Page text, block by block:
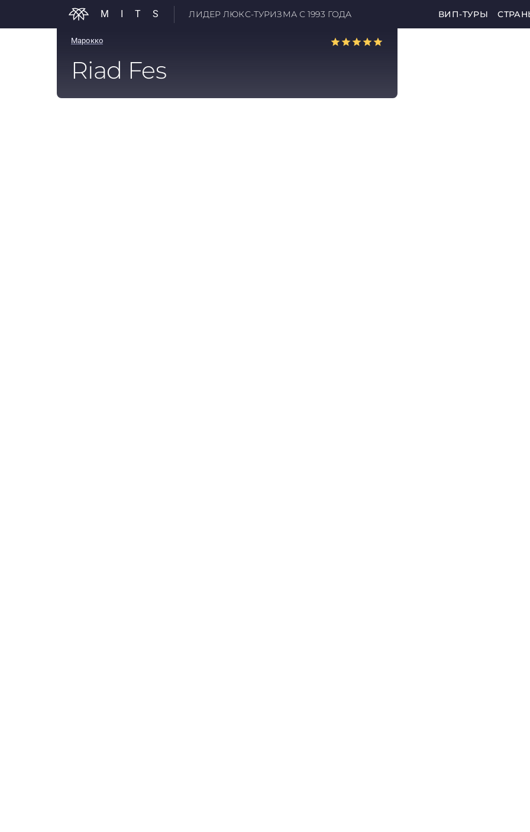
MITS ЛИДЕР ЛЮКС-ТУРИЗМА С 1993 ГОДА ВИП-ТУРЫ
Марокко
Riad Fes